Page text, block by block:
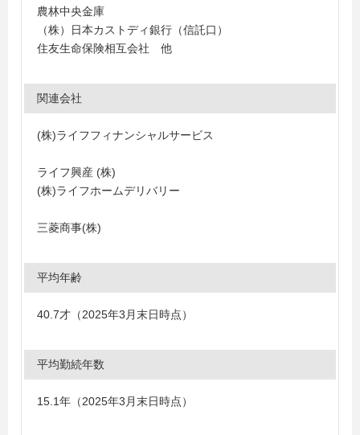
農林中央金庫
（株）日本カストディ銀行（信託口）
住友生命保険相互会社 他
関連会社
(株)ライフフィナンシャルサービス
ライフ興産 (株)
(株)ライフホームデリバリー
三菱商事(株)
平均年齢
40.7才（2025年3月末日時点）
平均勤続年数
15.1年（2025年3月末日時点）